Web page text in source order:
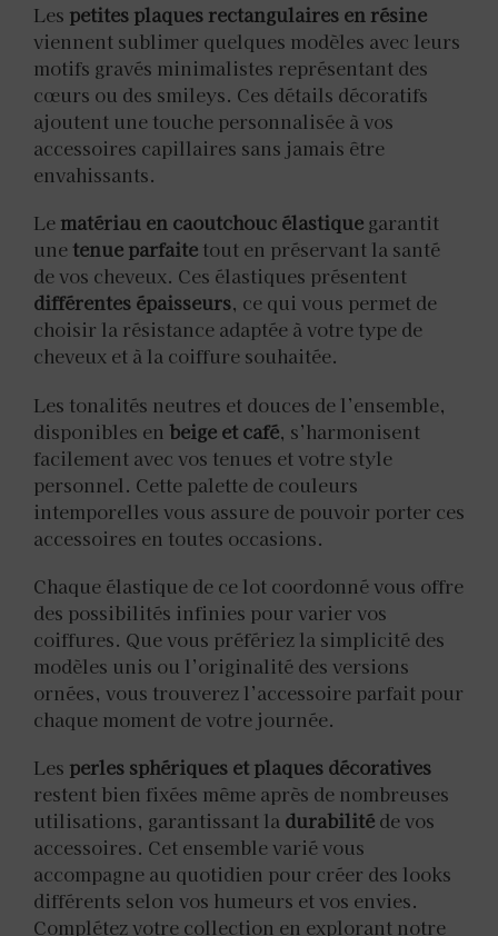
Les petites plaques rectangulaires en résine
viennent sublimer quelques modèles avec leurs
motifs gravés minimalistes représentant des
cœurs ou des smileys. Ces détails décoratifs
ajoutent une touche personnalisée à vos
accessoires capillaires sans jamais être
envahissants.
Le matériau en caoutchouc élastique garantit
unetenue parfaite tout en préservant la santé
de vos cheveux. Ces élastiques présentent
différentes épaisseurs, ce qui vous permet de
choisir la résistance adaptée à votre type de
cheveux et à la coiffure souhaitée.
Les tonalités neutres et douces de l’ensemble,
disponibles en beige et café, s’harmonisent
facilement avec vos tenues et votre style
personnel. Cette palette de couleurs
intemporelles vous assure de pouvoir porter ces
accessoires en toutes occasions.
Chaque élastique de ce lot coordonné vous offre
des possibilités infinies pour varier vos
coiffures. Que vous préfériez la simplicité des
modèles unis ou l’originalité des versions
ornées, vous trouverez l’accessoire parfait pour
chaque moment de votre journée.
Les perles sphériques et plaques décoratives
restent bien fixées même après de nombreuses
utilisations, garantissant la durabilité de vos
accessoires. Cet ensemble varié vous
accompagne au quotidien pour créer des looks
différents selon vos humeurs et vos envies.
Complétez votre collection en explorant notre